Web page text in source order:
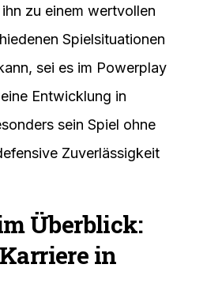
zu einem wertvollen
Spielsituationen
sei es im Powerplay
Entwicklung in
sein Spiel ohne
Zuverlässigkeit
Überblick:
in